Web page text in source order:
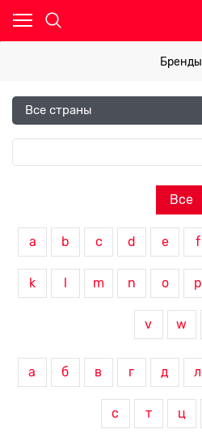
Бренды
Все
a b c d e f
k m n o p
v w
а б в г д л
с т ц